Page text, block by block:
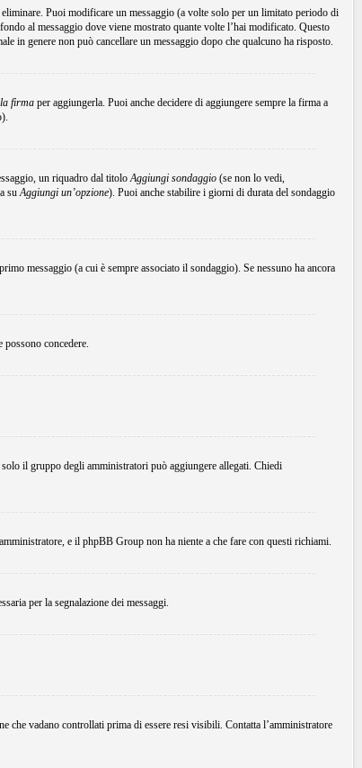
Puoi modificare un messaggio (a volte solo per un limitato periodo di
al messaggio dove viene mostrato quante volte l’hai modificato. Questo
in genere non può cancellare un messaggio dopo che qualcuno ha risposto.
firma per aggiungerla. Puoi anche decidere di aggiungere sempre la firma a
un riquadro dal titoloAggiungi sondaggio (se non lo vedi,
suAggiungi un’opzione). Puoi anche stabilire i giorni di durata del sondaggio
messaggio (a cui è sempre associato il sondaggio). Se nessuno ha ancora
concedere.
il gruppo degli amministratori può aggiungere allegati. Chiedi
e il phpBB Group non ha niente a che fare con questi richiami.
per la segnalazione dei messaggi.
che vadano controllati prima di essere resi visibili. Contatta l’amministratore